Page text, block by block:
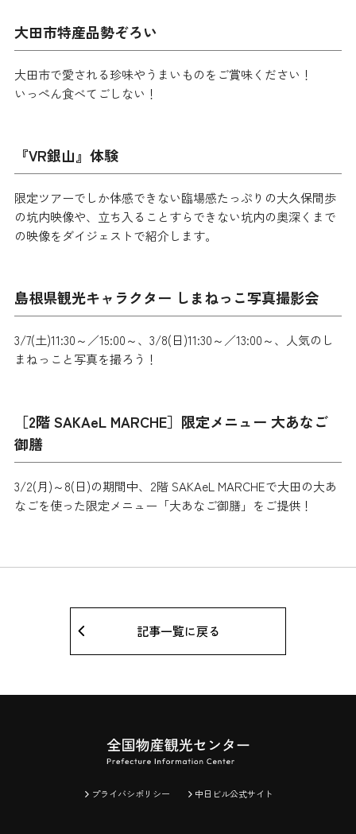
大田市特産品勢ぞろい
大田市で愛される珍味やうまいものをご賞味ください！
いっぺん食べてごしない！
『VR銀山』体験
限定ツアーでしか体感できない臨場感たっぷりの大久保間歩
の坑内映像や、立ち入ることすらできない坑内の奥深くまで
の映像をダイジェストで紹介します。
島根県観光キャラクター しまねっこ写真撮影会
3/7(土)11:30～／15:00～、3/8(日)11:30～／13:00～、人気のし
まねっこと写真を撮ろう！
［2階 SAKAeL MARCHE］限定メニュー 大あなご
御膳
3/2(月)～8(日)の期間中、2階 SAKAeL MARCHEで大田の大あ
なごを使った限定メニュー「大あなご御膳」をご提供！
記事一覧に戻る
プライバシポリシー 中日ビル公式サイト